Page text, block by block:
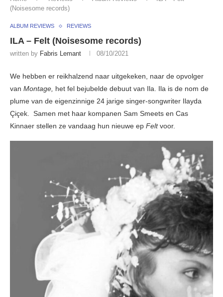
(Noisesome records)
ALBUM REVIEWS REVIEWS
ILA – Felt (Noisesome records)
written by Fabris Lemant 08/10/2021
We hebben er reikhalzend naar uitgekeken, naar de opvolger
van Montage, het fel bejubelde debuut van Ila. Ila is de nom de
plume van de eigenzinnige 24 jarige singer-songwriter Ilayda
Çiçek. Samen met haar kompanen Sam Smeets en Cas
Kinnaer stellen ze vandaag hun nieuwe ep Feltvoor.